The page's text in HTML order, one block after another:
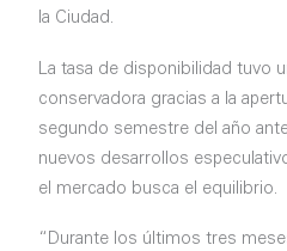
la Ciudad.
La tasa de disponibilidad tuvo
conservadora gracias a la
segundo semestre del año
nuevos desarrollos
el mercado busca el equilibrio.
“Durante los últimos tres